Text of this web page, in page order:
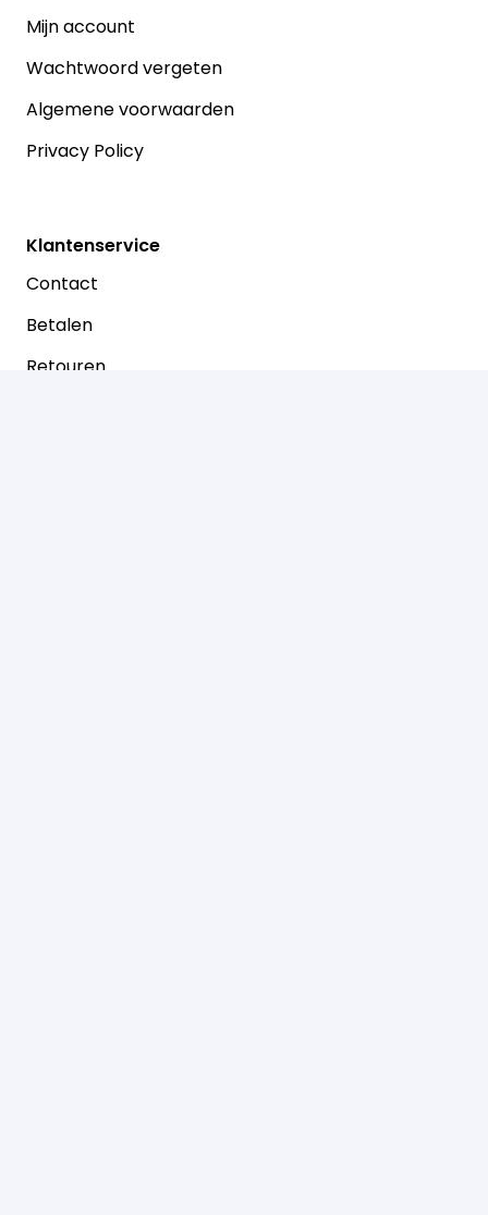
Mijn account
Wachtwoord vergeten
Algemene voorwaarden
Privacy Policy
Klantenservice
Contact
Betalen
Retouren